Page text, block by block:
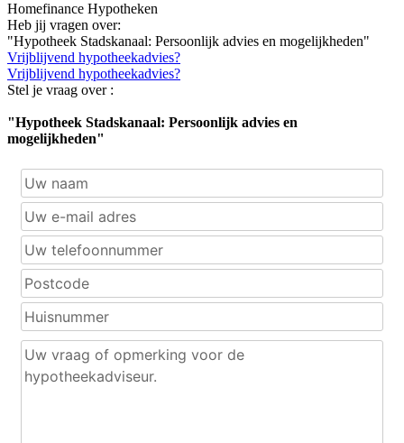
Homefinance Hypotheken
Heb jij vragen over:
"Hypotheek Stadskanaal: Persoonlijk advies en mogelijkheden"
Vrijblijvend hypotheekadvies?
Vrijblijvend hypotheekadvies?
Stel je vraag over :
"Hypotheek Stadskanaal: Persoonlijk advies en
mogelijkheden"